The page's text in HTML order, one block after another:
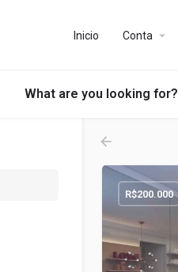
Inicio Conta
What are you looking for?
R$200.000